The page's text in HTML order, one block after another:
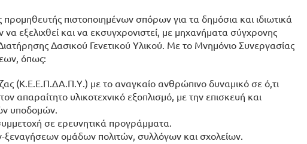
πιστοποιημένων σπόρων για τα δημόσια και ιδιωτικά
εξελιχθεί και να εκσυγχρονιστεί, με μηχανήματα σύγχρονης
Δασικού Γενετικού Υλικού. Με το Μνημόνιο Συνεργασίας
όπως:
(Κ.Ε.Ε.Π.ΔΑ.Π.Υ.) με το αναγκαίο ανθρώπινο δυναμικό σε ό,τι
απαραίτητο υλικοτεχνικό εξοπλισμό, με την επισκευή και
υποδομών.
σε ερευνητικά προγράμματα.
ομάδων πολιτών, συλλόγων και σχολείων.